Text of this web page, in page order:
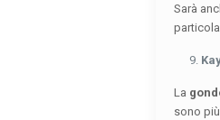
Sarà
La
sono